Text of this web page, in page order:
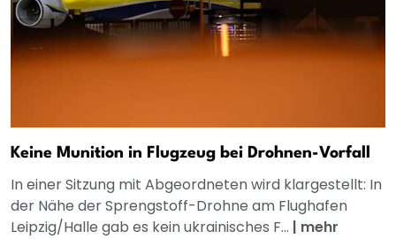
Keine Munition in Flugzeug bei Drohnen-Vorfall
In einer Sitzung mit Abgeordneten wird klargestellt: In
der Nähe der Sprengstoff-Drohne am Flughafen
Leipzig/Halle gab es kein ukrainisches F... | mehr